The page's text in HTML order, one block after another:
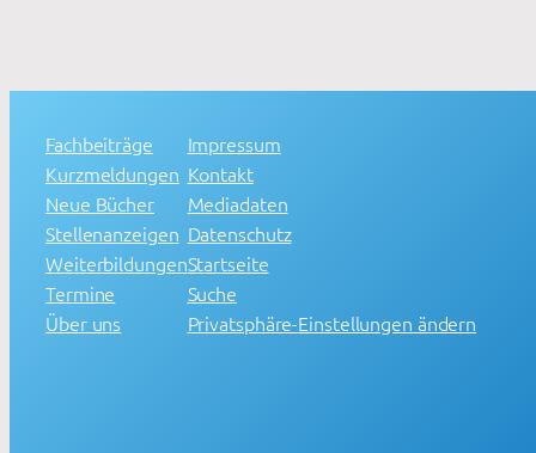
Fachbeiträge
Kurzmeldungen
Neue Bücher
Stellenanzeigen
Weiterbildungen
Termine
Über uns
Impressum
Kontakt
Mediadaten
Datenschutz
Startseite
Suche
Privatsphäre-Einstellungen ändern